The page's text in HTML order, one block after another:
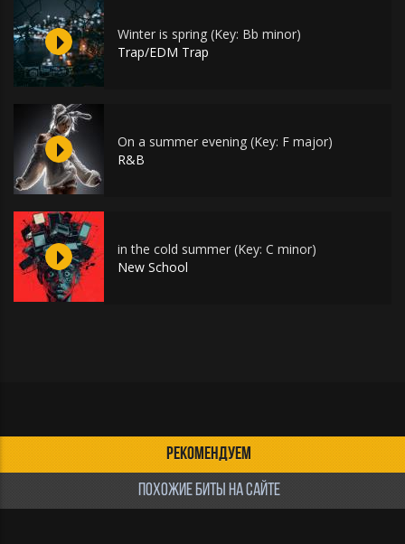
Winter is spring (Key: Bb minor)
Trap/EDM Trap
On a summer evening (Key: F major)
R&B
in the cold summer (Key: C minor)
New School
РЕКОМЕНДУЕМ
ПОХОЖИЕ БИТЫ НА САЙТЕ